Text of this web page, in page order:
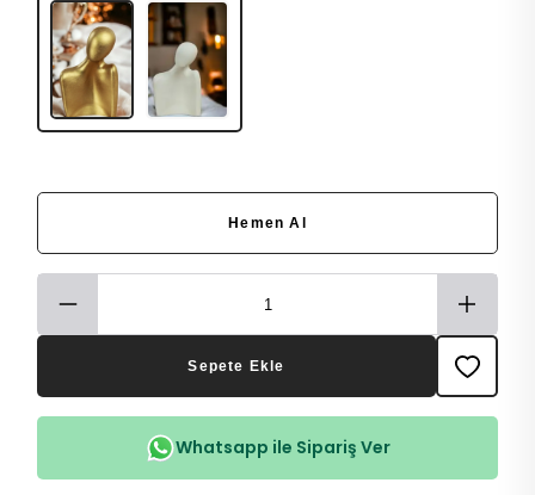
Hemen Al
Sepete Ekle
Whatsapp ile Sipariş Ver